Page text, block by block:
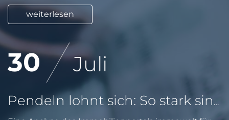
weiterlesen
30 Juli
Pendeln lohnt sich: So stark sinken Wohnungspreise im Umland